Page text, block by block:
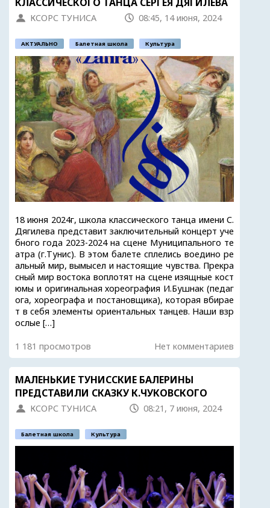
КЛАССИЧЕСКОГО ТАНЦА СЕРГЕЯ ДЯГИЛЕВА
КСОРС ТУНИСА 08:45, 14 июня, 2024
АКТУАЛЬНО Балетная школа Культура
18 июня 2024г, школа классического танца имени С.
Дягилева представит заключительный концерт уче
бного года 2023-2024 на сцене Муниципального те
атра (г.Тунис). В этом балете сплелись воедино ре
альный мир, вымысел и настоящие чувства. Прекра
сный мир востока воплотят на сцене изящные кост
юмы и оригинальная хореография И.Бушнак (педаг
ога, хореографа и постановщика), которая вбирае
т в себя элементы ориентальных танцев. Наши взр
ослые […]
1 181 просмотров Нет комментариев
МАЛЕНЬКИЕ ТУНИССКИЕ БАЛЕРИНЫ
ПРЕДСТАВИЛИ СКАЗКУ К.ЧУКОВСКОГО
КСОРС ТУНИСА 08:21, 7 июня, 2024
Балетная школа Культура